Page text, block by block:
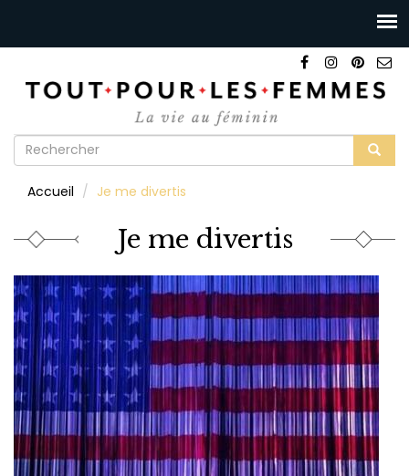
Formulaire
recherche
Accueil Je me divertis
Je me divertis